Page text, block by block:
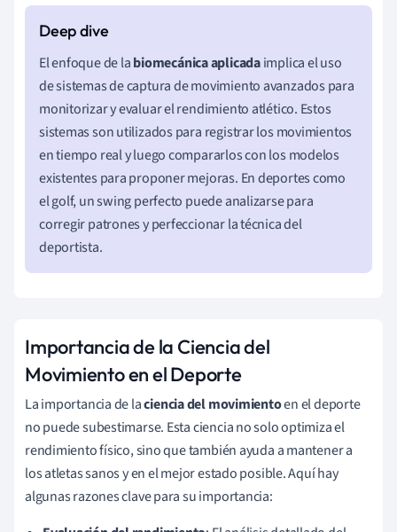
El enfoque de labiomecánica aplicadaimplica el uso
de sistemas de captura de movimiento avanzados para
monitorizar y evaluar el rendimiento atlético. Estos
sistemas son utilizados para registrar los movimientos
en tiempo real y luego compararlos con los modelos
existentes para proponer mejoras. En deportes como
el golf, un swing perfecto puede analizarse para
corregir patrones y perfeccionar la técnica del
deportista.
Importancia de la Ciencia del
Movimiento en el Deporte
La importancia de laciencia del movimientoen el deporte
no puede subestimarse. Esta ciencia no solo optimiza el
rendimiento físico, sino que también ayuda a mantener a
los atletas sanos y en el mejor estado posible. Aquí hay
algunas razones clave para su importancia: